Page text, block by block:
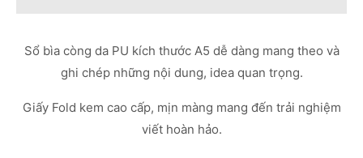
Sổ bìa còng da PU kích thước A5 dễ dàng mang theo và
ghi chép những nội dung, idea quan trọng.
Giấy Fold kem cao cấp, mịn màng mang đến trải nghiệm
viết hoàn hảo.